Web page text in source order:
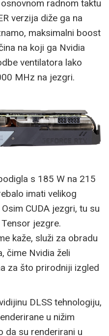
radnom taktu
verzija diže ga na
maksimalni boost
na koji ga Nvidia
ventilatora lako
MHz na jezgri.
s 185 W na 215
imati velikog
CUDA jezgri, tu su
jezgre.
kaže, služi za obradu
čime Nvidia želi
za što prirodniji izgled
DLSS tehnologiju,
u nižim
da su renderirani u